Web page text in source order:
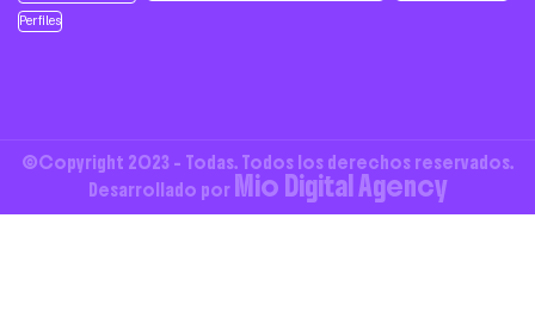
Perfiles
©Copyright 2023 - Todas. Todos los derechos reservados.
Desarrollado por Mio Digital Agency